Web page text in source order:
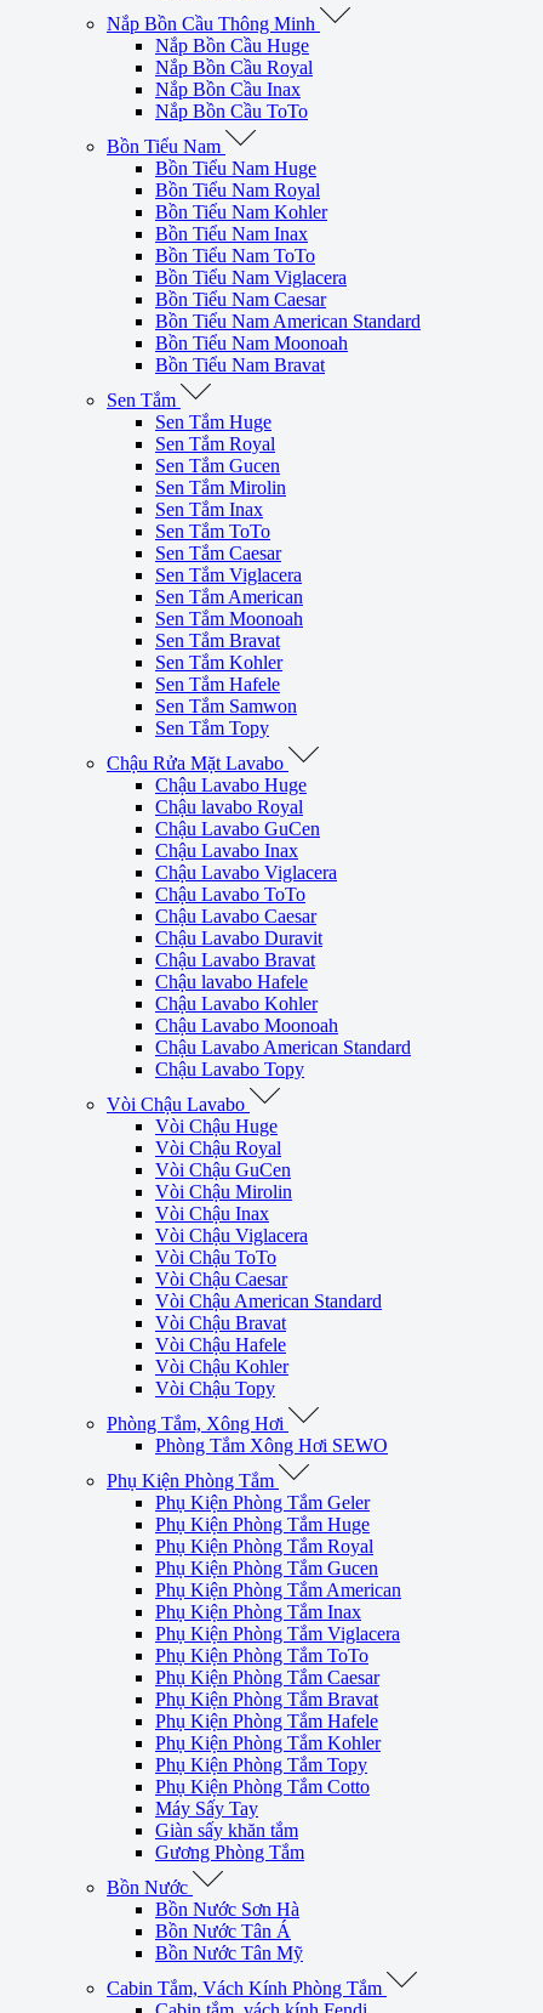
Nắp Bồn Cầu Thông Minh
Nắp Bồn Cầu Huge
Nắp Bồn Cầu Royal
Nắp Bồn Cầu Inax
Nắp Bồn Cầu ToTo
Bồn Tiểu Nam
Bồn Tiểu Nam Huge
Bồn Tiểu Nam Royal
Bồn Tiểu Nam Kohler
Bồn Tiểu Nam Inax
Bồn Tiểu Nam ToTo
Bồn Tiểu Nam Viglacera
Bồn Tiểu Nam Caesar
Bồn Tiểu Nam American Standard
Bồn Tiểu Nam Moonoah
Bồn Tiểu Nam Bravat
Sen Tắm
Sen Tắm Huge
Sen Tắm Royal
Sen Tắm Gucen
Sen Tắm Mirolin
Sen Tắm Inax
Sen Tắm ToTo
Sen Tắm Caesar
Sen Tắm Viglacera
Sen Tắm American
Sen Tắm Moonoah
Sen Tắm Bravat
Sen Tắm Kohler
Sen Tắm Hafele
Sen Tắm Samwon
Sen Tắm Topy
Chậu Rửa Mặt Lavabo
Chậu Lavabo Huge
Chậu lavabo Royal
Chậu Lavabo GuCen
Chậu Lavabo Inax
Chậu Lavabo Viglacera
Chậu Lavabo ToTo
Chậu Lavabo Caesar
Chậu Lavabo Duravit
Chậu Lavabo Bravat
Chậu lavabo Hafele
Chậu Lavabo Kohler
Chậu Lavabo Moonoah
Chậu Lavabo American Standard
Chậu Lavabo Topy
Vòi Chậu Lavabo
Vòi Chậu Huge
Vòi Chậu Royal
Vòi Chậu GuCen
Vòi Chậu Mirolin
Vòi Chậu Inax
Vòi Chậu Viglacera
Vòi Chậu ToTo
Vòi Chậu Caesar
Vòi Chậu American Standard
Vòi Chậu Bravat
Vòi Chậu Hafele
Vòi Chậu Kohler
Vòi Chậu Topy
Phòng Tắm, Xông Hơi
Phòng Tắm Xông Hơi SEWO
Phụ Kiện Phòng Tắm
Phụ Kiện Phòng Tắm Geler
Phụ Kiện Phòng Tắm Huge
Phụ Kiện Phòng Tắm Royal
Phụ Kiện Phòng Tắm Gucen
Phụ Kiện Phòng Tắm American
Phụ Kiện Phòng Tắm Inax
Phụ Kiện Phòng Tắm Viglacera
Phụ Kiện Phòng Tắm ToTo
Phụ Kiện Phòng Tắm Caesar
Phụ Kiện Phòng Tắm Bravat
Phụ Kiện Phòng Tắm Hafele
Phụ Kiện Phòng Tắm Kohler
Phụ Kiện Phòng Tắm Topy
Phụ Kiện Phòng Tắm Cotto
Máy Sấy Tay
Giàn sấy khăn tắm
Gương Phòng Tắm
Bồn Nước
Bồn Nước Sơn Hà
Bồn Nước Tân Á
Bồn Nước Tân Mỹ
Cabin Tắm, Vách Kính Phòng Tắm